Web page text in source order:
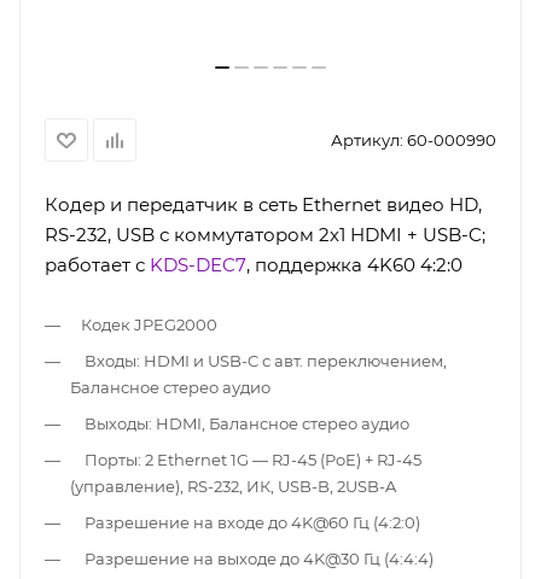
Артикул: 60-000990
Кодер и передатчик в сеть Ethernet видео HD,
RS-232, USB с коммутатором 2х1 HDMI + USB-C;
работает с KDS-DEC7, поддержка 4K60 4:2:0
Кодек JPEG2000
Входы: HDMI и USB-C с авт. переключением,
Балансное стерео аудио
Выходы: HDMI, Балансное стерео аудио
Порты: 2 Ethernet 1G — RJ-45 (PoE) + RJ-45
(управление), RS-232, ИК, USB-B, 2USB-A
Разрешение на входе до 4K@60 Гц (4:2:0)
Разрешение на выходе до 4K@30 Гц (4:4:4)